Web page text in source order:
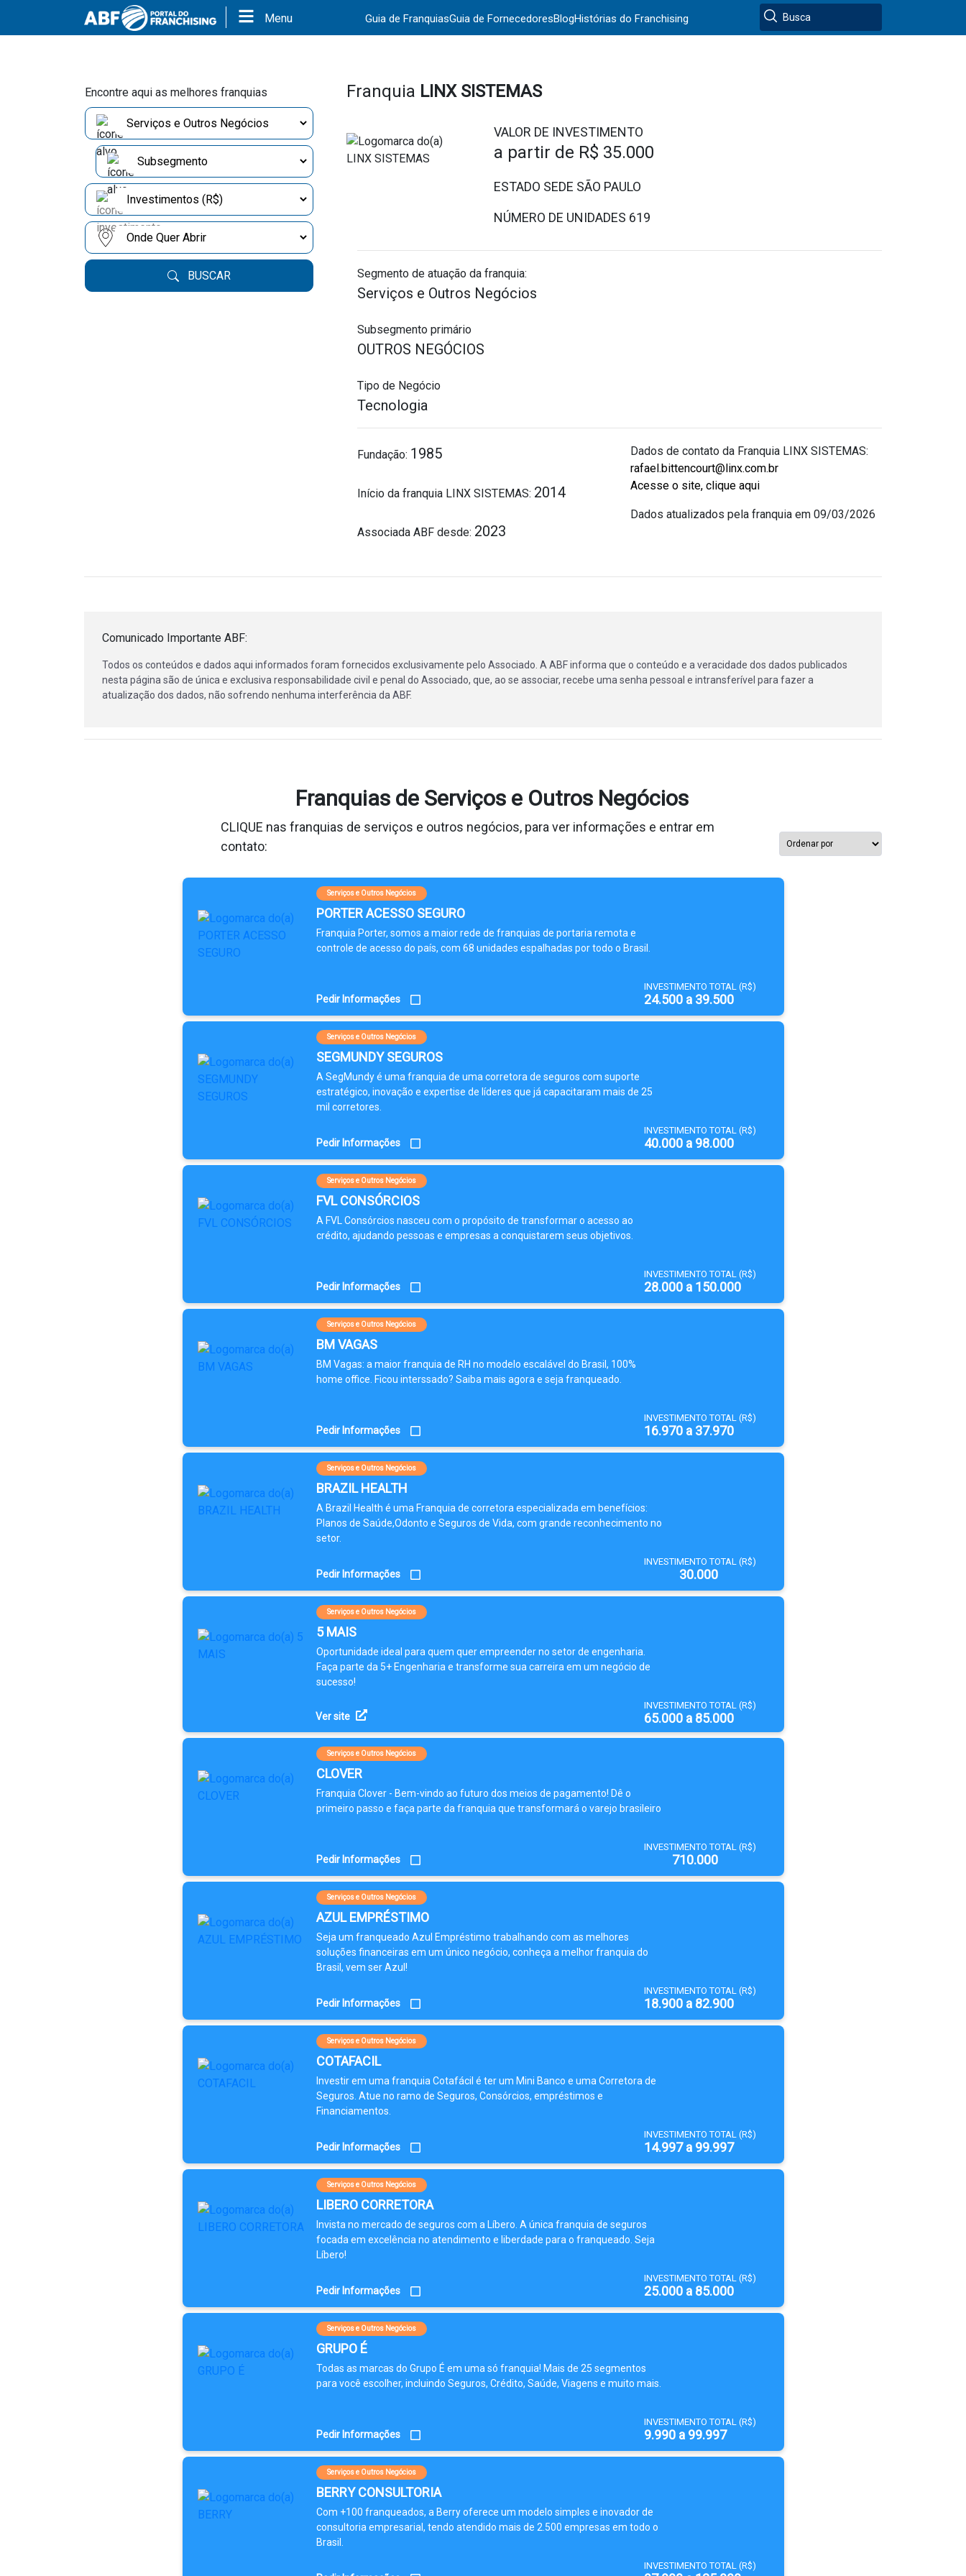
Menu Guia de FranquiasGuia de FornecedoresBlogHistórias do Franchising
Encontre aqui as melhores franquias
BUSCAR
Franquia LINX SISTEMAS
VALOR DE INVESTIMENTO
a partir de R$ 35.000
ESTADO SEDE SÃO PAULO
NÚMERO DE UNIDADES 619
Segmento de atuação da franquia:
Serviços e Outros Negócios
Subsegmento primário
OUTROS NEGÓCIOS
Tipo de Negócio
Tecnologia
Fundação: 1985
Início da franquia LINX SISTEMAS: 2014
Associada ABF desde: 2023
Dados de contato da Franquia LINX SISTEMAS:
rafael.bittencourt@linx.com.br
Acesse o site, clique aqui
Dados atualizados pela franquia em 09/03/2026
Comunicado Importante ABF:
Todos os conteúdos e dados aqui informados foram fornecidos exclusivamente pelo Associado. A ABF informa que o conteúdo e a veracidade dos dados publicados
nesta página são de única e exclusiva responsabilidade civil e penal do Associado, que, ao se associar, recebe uma senha pessoal e intransferível para fazer a
atualização dos dados, não sofrendo nenhuma interferência da ABF.
Franquias de Serviços e Outros Negócios
CLIQUE nas franquias de serviços e outros negócios, para ver informações e entrar em
contato:
Serviços e Outros Negócios
PORTER ACESSO SEGURO
Franquia Porter, somos a maior rede de franquias de portaria remota e
controle de acesso do país, com 68 unidades espalhadas por todo o Brasil.
INVESTIMENTO TOTAL (R$)
24.500 a 39.500
Pedir Informações
Serviços e Outros Negócios
SEGMUNDY SEGUROS
A SegMundy é uma franquia de uma corretora de seguros com suporte
estratégico, inovação e expertise de líderes que já capacitaram mais de 25
mil corretores.
INVESTIMENTO TOTAL (R$)
40.000 a 98.000
Pedir Informações
Serviços e Outros Negócios
FVL CONSÓRCIOS
A FVL Consórcios nasceu com o propósito de transformar o acesso ao
crédito, ajudando pessoas e empresas a conquistarem seus objetivos.
INVESTIMENTO TOTAL (R$)
28.000 a 150.000
Pedir Informações
Serviços e Outros Negócios
BM VAGAS
BM Vagas: a maior franquia de RH no modelo escalável do Brasil, 100%
home office. Ficou interssado? Saiba mais agora e seja franqueado.
INVESTIMENTO TOTAL (R$)
16.970 a 37.970
Pedir Informações
Serviços e Outros Negócios
BRAZIL HEALTH
A Brazil Health é uma Franquia de corretora especializada em benefícios:
Planos de Saúde,Odonto e Seguros de Vida, com grande reconhecimento no
setor.
INVESTIMENTO TOTAL (R$)
30.000
Pedir Informações
Serviços e Outros Negócios
5 MAIS
Oportunidade ideal para quem quer empreender no setor de engenharia.
Faça parte da 5+ Engenharia e transforme sua carreira em um negócio de
sucesso!
INVESTIMENTO TOTAL (R$)
65.000 a 85.000
Ver site
Serviços e Outros Negócios
CLOVER
Franquia Clover - Bem-vindo ao futuro dos meios de pagamento! Dê o
primeiro passo e faça parte da franquia que transformará o varejo brasileiro
INVESTIMENTO TOTAL (R$)
710.000
Pedir Informações
Serviços e Outros Negócios
AZUL EMPRÉSTIMO
Seja um franqueado Azul Empréstimo trabalhando com as melhores
soluções financeiras em um único negócio, conheça a melhor franquia do
Brasil, vem ser Azul!
INVESTIMENTO TOTAL (R$)
18.900 a 82.900
Pedir Informações
Serviços e Outros Negócios
COTAFACIL
Investir em uma franquia Cotafácil é ter um Mini Banco e uma Corretora de
Seguros. Atue no ramo de Seguros, Consórcios, empréstimos e
Financiamentos.
INVESTIMENTO TOTAL (R$)
14.997 a 99.997
Pedir Informações
Serviços e Outros Negócios
LIBERO CORRETORA
Invista no mercado de seguros com a Líbero. A única franquia de seguros
focada em excelência no atendimento e liberdade para o franqueado. Seja
Líbero!
INVESTIMENTO TOTAL (R$)
25.000 a 85.000
Pedir Informações
Serviços e Outros Negócios
GRUPO É
Todas as marcas do Grupo É em uma só franquia! Mais de 25 segmentos
para você escolher, incluindo Seguros, Crédito, Saúde, Viagens e muito mais.
INVESTIMENTO TOTAL (R$)
9.990 a 99.997
Pedir Informações
Serviços e Outros Negócios
BERRY CONSULTORIA
Com +100 franqueados, a Berry oferece um modelo simples e inovador de
consultoria empresarial, tendo atendido mais de 2.500 empresas em todo o
Brasil.
INVESTIMENTO TOTAL (R$)